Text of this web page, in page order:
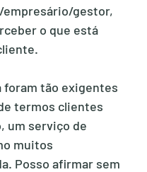
empresário/gestor,
o que está
foram tão exigentes
termos clientes
um serviço de
muitos
Posso afirmar sem